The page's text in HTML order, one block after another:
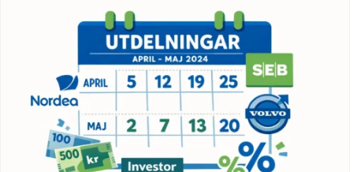
Välj bra aktiefonder
långsiktigt sparande
2025.